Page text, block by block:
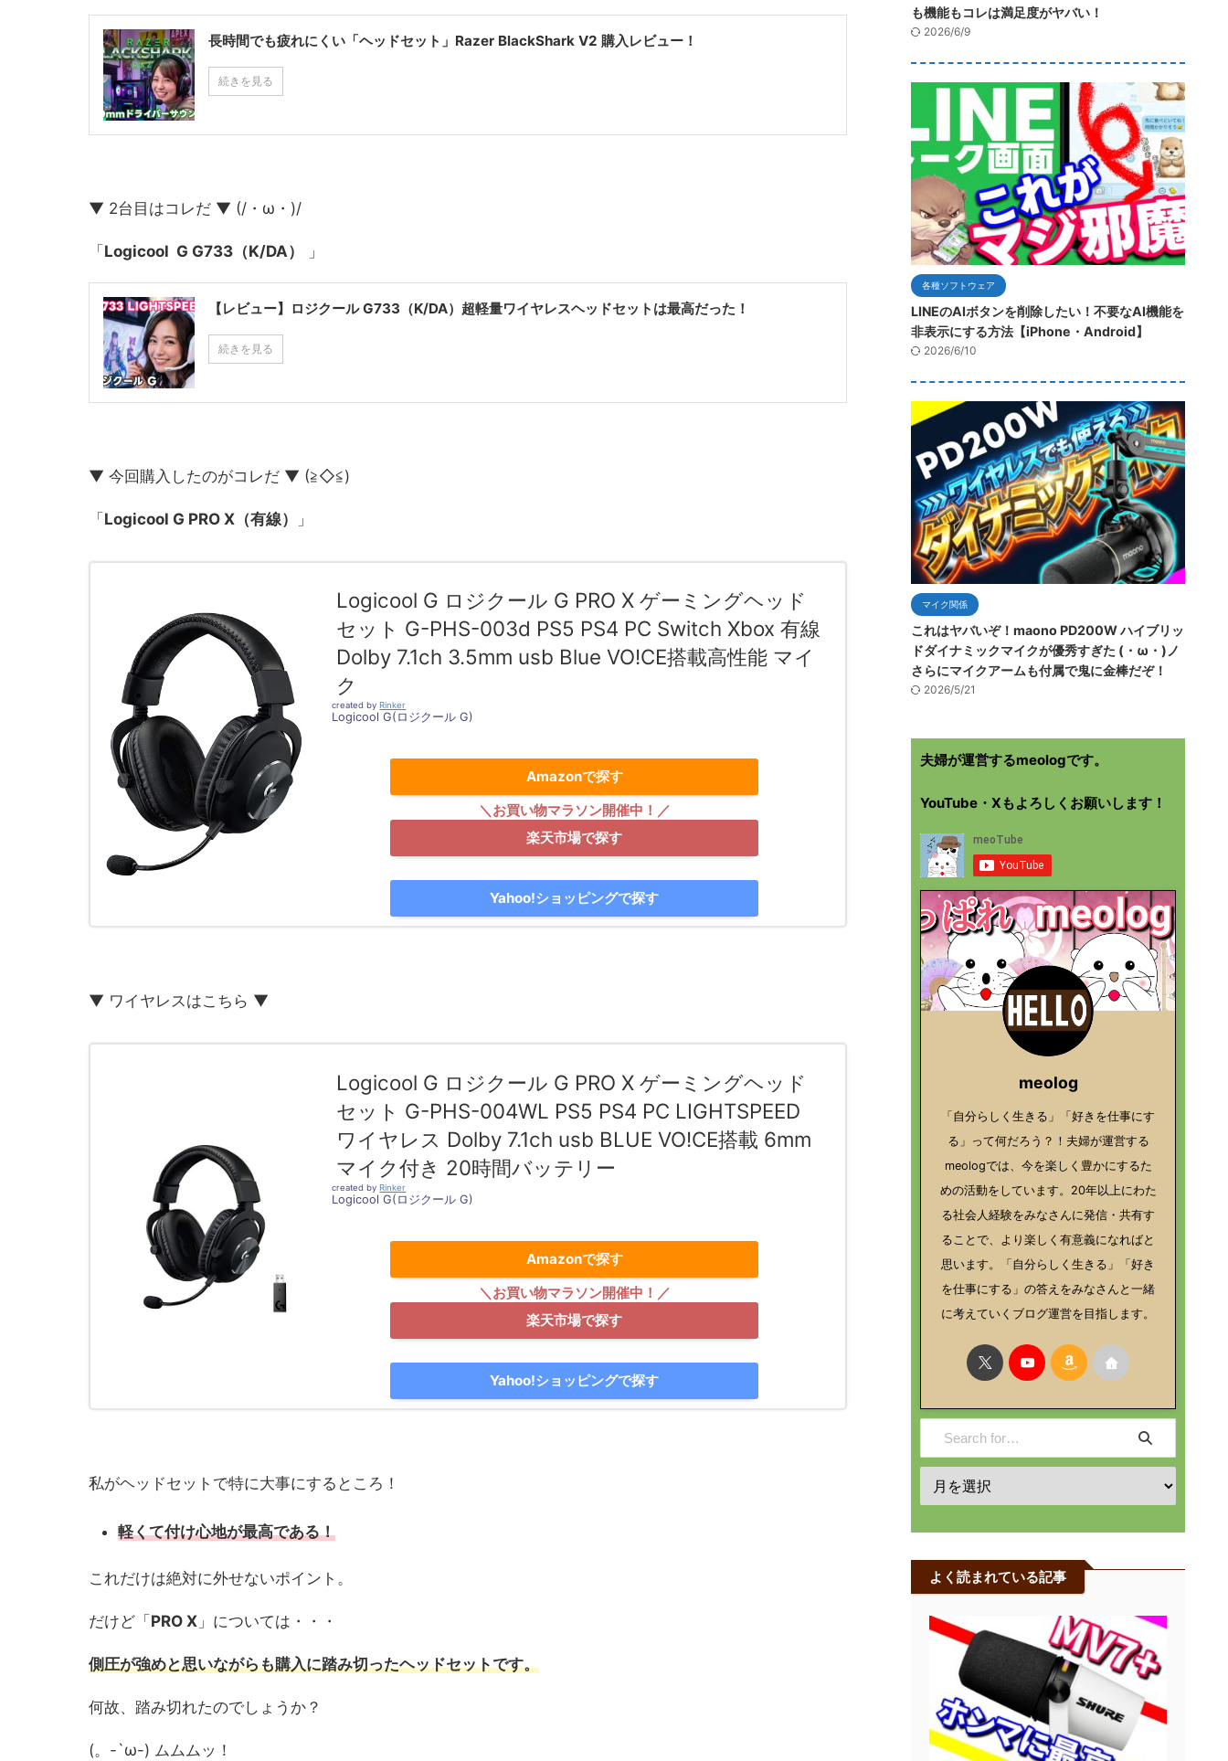
長時間でも疲れにくい「ヘッドセット」Razer BlackShark V2 購入レビュー！
続きを見る
▼ 2台目はコレだ ▼ (/・ω・)/
「Logicool G G733（K/DA） 」
【レビュー】ロジクール G733（K/DA）超軽量ワイヤレスヘッドセットは最高だった！
続きを見る
▼ 今回購入したのがコレだ ▼ (≧◇≦)
「Logicool G PRO X（有線） 」
Logicool G ロジクール G PRO X ゲーミングヘッド
セット G-PHS-003d PS5 PS4 PC Switch Xbox 有線
Dolby 7.1ch 3.5mm usb Blue VO!CE搭載高性能 マイ
ク
created byRinker
Logicool G(ロジクール G)
Amazonで探す
楽天市場で探す
Yahoo!ショッピングで探す
▼ ワイヤレスはこちら ▼
Logicool G ロジクール G PRO X ゲーミングヘッド
セット G-PHS-004WL PS5 PS4 PC LIGHTSPEED
ワイヤレス Dolby 7.1ch usb BLUE VO!CE搭載 6mm
マイク付き 20時間バッテリー
created byRinker
Logicool G(ロジクール G)
Amazonで探す
楽天市場で探す
Yahoo!ショッピングで探す
私がヘッドセットで特に大事にするところ！
軽くて付け心地が最高である！
これだけは絶対に外せないポイント。
だけど「PRO X 」については・・・
側圧が強めと思いながらも購入に踏み切ったヘッドセットです。
何故、踏み切れたのでしょうか？
(。-`ω-) ムムムッ！
も機能もコレは満足度がヤバい！
2026/6/9
各種ソフトウェア
LINEのAIボタンを削除したい！不要なAI機能を
非表示にする方法【iPhone・Android】
2026/6/10
マイク関係
これはヤバいぞ！maono PD200W ハイブリッ
ドダイナミックマイクが優秀すぎた (・ω・)ノ
さらにマイクアームも付属で鬼に金棒だぞ！
2026/5/21
夫婦が運営するmeologです。
YouTube・Xもよろしくお願いします！
meolog
「自分らしく生きる」「好きを仕事にす
る」って何だろう？！夫婦が運営する
meologでは、今を楽しく豊かにするた
めの活動をしています。20年以上にわた
る社会人経験をみなさんに発信・共有す
ることで、より楽しく有意義になればと
思います。「自分らしく生きる」「好き
を仕事にする」の答えをみなさんと一緒
に考えていくブログ運営を目指します。
よく読まれている記事